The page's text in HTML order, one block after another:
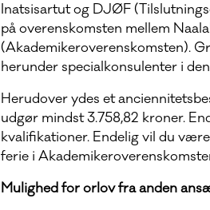
Inatsisartut og DJØF
på overenskomsten mellem
(Akademikeroverenskomsten).
herunder specialkonsulenter i
Herudover ydes et
udgør mindst 3.758,82 kroner.
kvalifikationer. Endelig vil du
ferie i
Mulighed for orlov fra anden